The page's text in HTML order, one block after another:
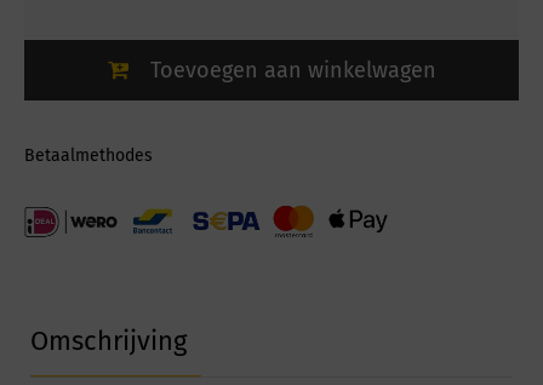
Toevoegen aan winkelwagen
Betaalmethodes
Omschrijving